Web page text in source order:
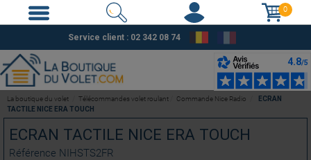
0
Service client : 02 342 08 74
ECRAN TACTILE NICE ERA TOUCH
Référence NIHSTS2FR
La boutique du volet Télécommandes volet roulant Commande Nice Radio
ECRAN
TACTILE NICE ERA TOUCH